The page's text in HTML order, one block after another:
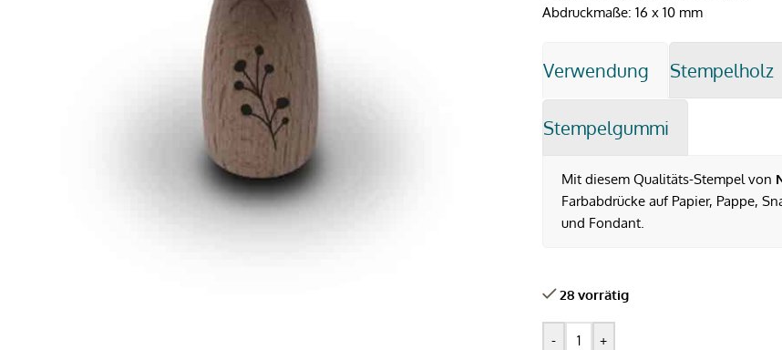
Abdruckmaße: 16 x 10 mm
Verwendung Stempelholz
Stempelgummi
Mit diesem Qualitäts-Stempel von
Farbabdrücke auf Papier, Pappe,
und Fondant.
28 vorrätig
- +